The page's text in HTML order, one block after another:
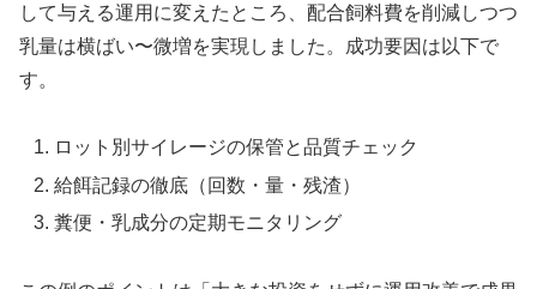
して与える運用に変えたところ、配合飼料費を削減しつつ
乳量は横ばい〜微増を実現しました。成功要因は以下で
す。
ロット別サイレージの保管と品質チェック
給餌記録の徹底（回数・量・残渣）
糞便・乳成分の定期モニタリング